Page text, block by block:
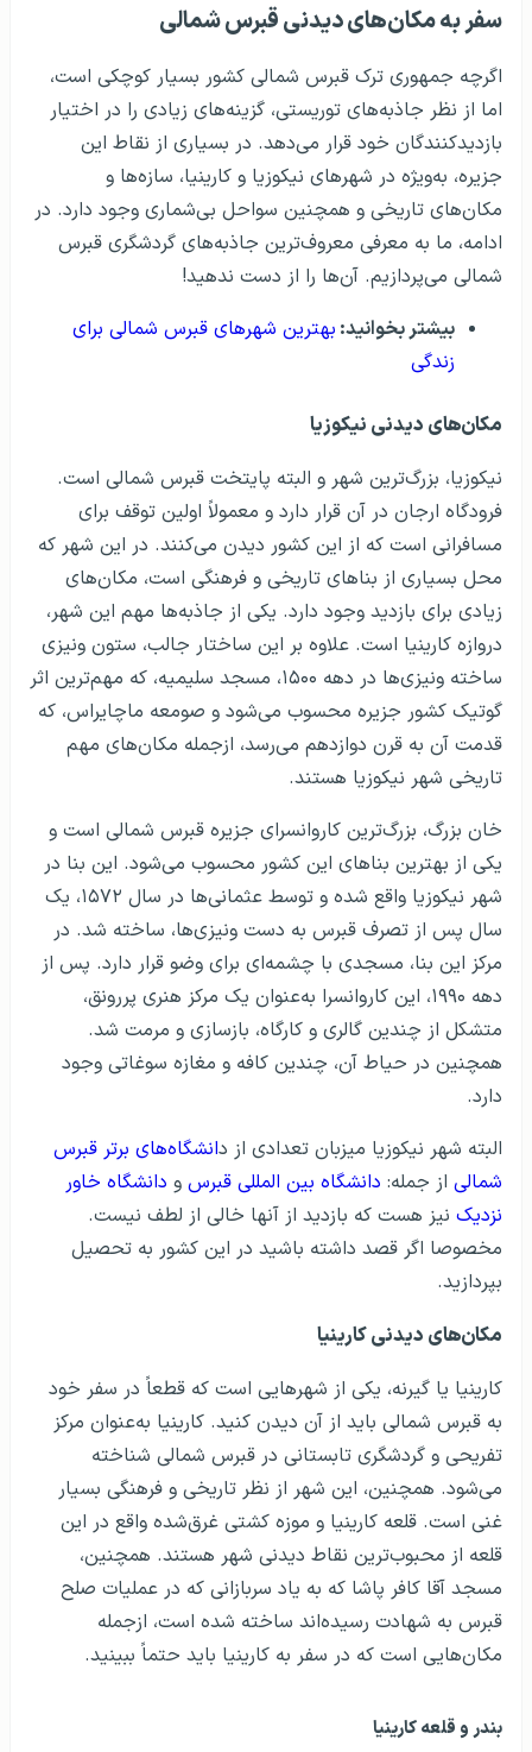
سفر به مکان‌های دیدنی قبرس شمالی
اگرچه جمهوری ترک قبرس شمالی کشور بسیار کوچکی است،
اما از نظر جاذبه‌های توریستی، گزینه‌های زیادی را در اختیار
بازدیدکنندگان خود قرار می‌دهد. در بسیاری از نقاط این
جزیره، به‌ویژه در شهرهای نیکوزیا و کارینیا، سازه‌ها و
مکان‌های تاریخی و همچنین سواحل بی‌شماری وجود دارد. در
ادامه، ما به معرفی معروف‌ترین جاذبه‌های گردشگری قبرس
شمالی می‌پردازیم. آن‌ها را از دست ندهید!
بیشتر بخوانید: بهترین شهرهای قبرس شمالی برای
زندگی
مکان‌های دیدنی نیکوزیا
نیکوزیا، بزرگ‌ترین شهر و البته پایتخت قبرس شمالی است.
فرودگاه ارجان در آن قرار دارد و معمولاً اولین توقف برای
مسافرانی است که از این کشور دیدن می‌کنند. در این شهر که
محل بسیاری از بناهای تاریخی و فرهنگی است، مکان‌های
زیادی برای بازدید وجود دارد. یکی از جاذبه‌ها مهم این شهر،
دروازه کارینیا است. علاوه بر این ساختار جالب، ستون ونیزی
ساخته ونیزی‌ها در دهه ۱۵۰۰، مسجد سلیمیه، که مهم‌ترین اثر
گوتیک کشور جزیره محسوب می‌شود و صومعه ماچایراس، که
قدمت آن به قرن دوازدهم می‌رسد، ازجمله مکان‌های مهم
تاریخی شهر نیکوزیا هستند.
خان بزرگ، بزرگ‌ترین کاروانسرای جزیره قبرس شمالی است و
یکی از بهترین بناهای این کشور محسوب می‌شود. این بنا در
شهر نیکوزیا واقع شده و توسط عثمانی‌ها در سال ۱۵۷۲، یک
سال پس از تصرف قبرس به دست ونیزی‌ها، ساخته شد. در
مرکز این بنا، مسجدی با چشمه‌ای برای وضو قرار دارد. پس از
دهه ۱۹۹۰، این کاروانسرا به‌عنوان یک مرکز هنری پررونق،
متشکل از چندین گالری و کارگاه، بازسازی و مرمت شد.
همچنین در حیاط آن، چندین کافه و مغازه سوغاتی وجود
دارد.
البته شهر نیکوزیا میزبان تعدادی از دانشگاه‌های برتر قبرس
شمالی از جمله: دانشگاه بین المللی قبرس و دانشگاه خاور
نزدیک نیز هست که بازدید از آنها خالی از لطف نیست.
مخصوصا اگر قصد داشته باشید در این کشور به تحصیل
بپردازید.
مکان‌های دیدنی کارینیا
کارینیا یا گیرنه، یکی از شهرهایی است که قطعاً در سفر خود
به قبرس شمالی باید از آن دیدن کنید. کارینیا به‌عنوان مرکز
تفریحی و گردشگری تابستانی در قبرس شمالی شناخته
می‌شود. همچنین، این شهر از نظر تاریخی و فرهنگی بسیار
غنی است. قلعه کارینیا و موزه کشتی غرق‌شده واقع در این
قلعه از محبوب‌ترین نقاط دیدنی شهر هستند. همچنین،
مسجد آقا کافر پاشا که به یاد سربازانی که در عملیات صلح
قبرس به شهادت رسیده‌اند ساخته شده است، ازجمله
مکان‌هایی است که در سفر به کارینیا باید حتماً ببینید.
بندر و قلعه کارینیا